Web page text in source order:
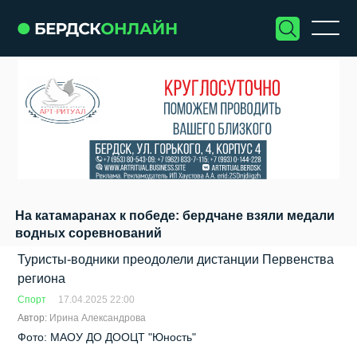
На катамаранах к победе: бердчане взяли медали
водных соревнований
Туристы-водники преодолели дистанции Первенства
региона
Спорт
17.04.2025 22:00
Автор: Ирина Александрова
Фото: МАОУ ДО ДООЦТ "Юность"